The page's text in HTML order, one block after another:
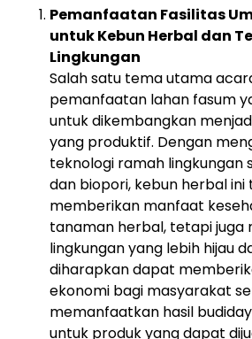
Pemanfaatan Fasilitas
untuk Kebun Herbal dan
Lingkungan
Salah satu tema utama
pemanfaatan lahan fasum
untuk dikembangkan
yang produktif. Dengan
teknologi ramah lingkungan
dan biopori, kebun herbal ini
memberikan manfaat
tanaman herbal, tetapi juga
lingkungan yang lebih hijau
diharapkan dapat
ekonomi bagi masyarakat
memanfaatkan hasil
untuk produk yang dapat